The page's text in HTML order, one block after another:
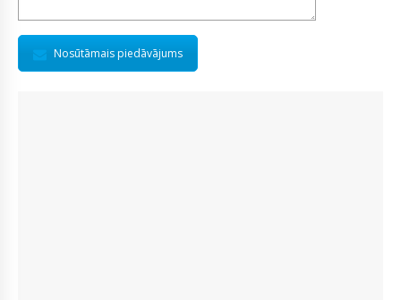
Nosūtāmais piedāvājums